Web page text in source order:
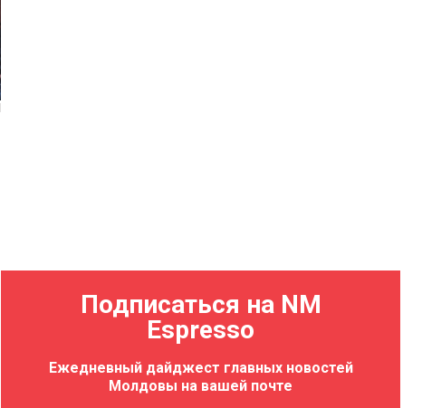
Подписаться на NM
Espresso
Ежедневный дайджест главных новостей
Молдовы на вашей почте